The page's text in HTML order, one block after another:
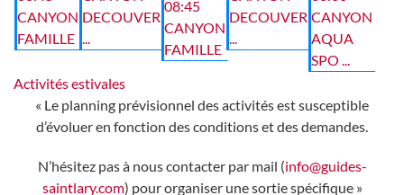
CANYON
FAMILLE
DECOUVER
...
08:45
CANYON
FAMILLE
DECOUVER
...
CANYON
AQUA
SPO ...
Activités estivales
« Le planning prévisionnel des activités est susceptible
d’évoluer en fonction des conditions et des demandes.
N’hésitez pas à nous contacter par mail (info@guides-
saintlary.com) pour organiser une sortie spécifique »